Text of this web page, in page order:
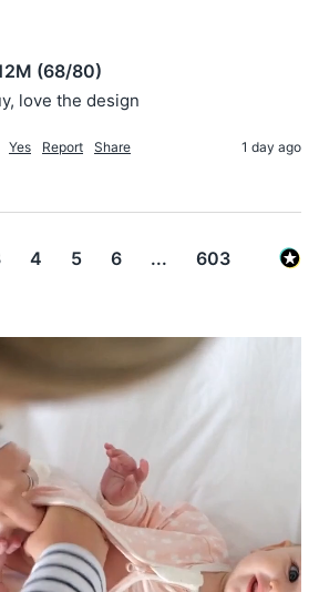
(68/80)
love the design
Yes Report Share 1 day ago
4 5 6 ... 603